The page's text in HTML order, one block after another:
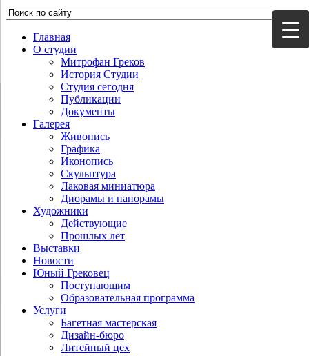
Главная
О студии
Митрофан Греков
История Студии
Студия сегодня
Публикации
Документы
Галерея
Живопись
Графика
Иконопись
Скульптура
Лаковая миниатюра
Диорамы и панорамы
Художники
Действующие
Прошлых лет
Выставки
Новости
Юный Грековец
Поступающим
Образовательная программа
Услуги
Багетная мастерская
Дизайн-бюро
Литейный цех